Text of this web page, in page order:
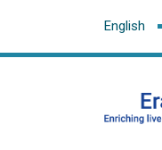
English